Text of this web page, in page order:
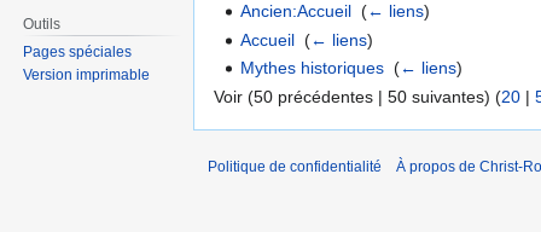
Ancien:Accueil ‎(← liens)
Accueil ‎(← liens)
Mythes historiques ‎(← liens)
Voir (50 précédentes | 50 suivantes) (20 |
Outils
Pages spéciales
Version imprimable
Politique de confidentialité À propos de Christ-